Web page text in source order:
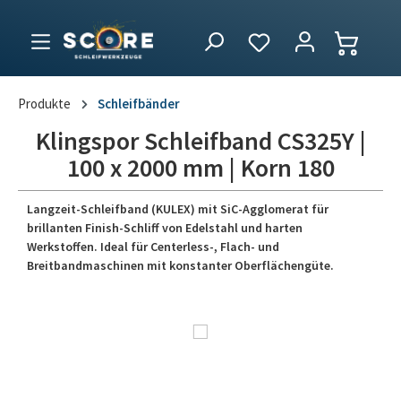
Produkte Schleifbänder
Klingspor Schleifband CS325Y |
100 x 2000 mm | Korn 180
Langzeit-Schleifband (KULEX) mit SiC-Agglomerat für
brillanten Finish-Schliff von Edelstahl und harten
Werkstoffen. Ideal für Centerless-, Flach- und
Breitbandmaschinen mit konstanter Oberflächengüte.